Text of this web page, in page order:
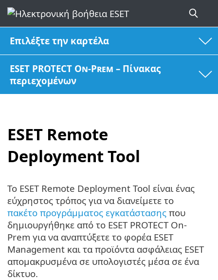
Επιλέξτε την καρτέλα
ESET PROTECT On-Prem – Πίνακας
περιεχομένων
ESET Remote
Deployment Tool
Το ESET Remote Deployment Tool είναι ένας
εύχρηστος τρόπος για να διανείμετε το
πακέτο προγράμματος εγκατάστασης που
δημιουργήθηκε από το ESET PROTECT On-
Prem για να αναπτύξετε το φορέα ESET
Management και τα προϊόντα ασφάλειας ESET
απομακρυσμένα σε υπολογιστές μέσα σε ένα
δίκτυο.